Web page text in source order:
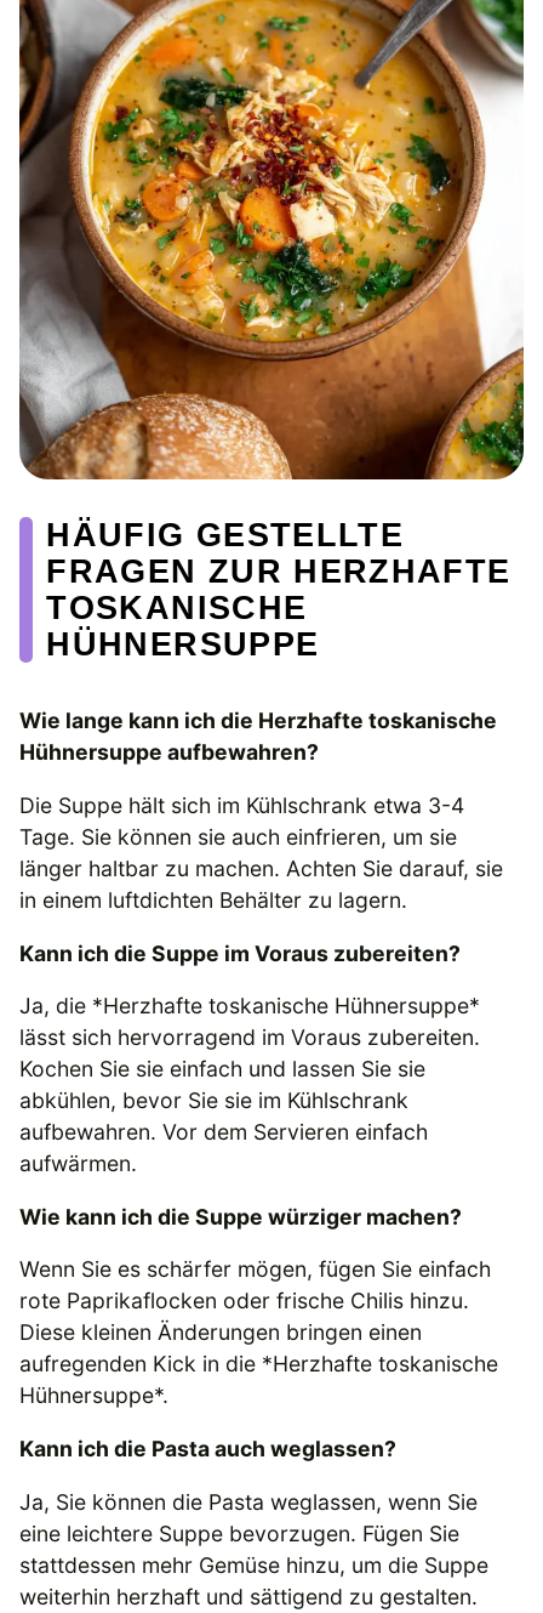
HÄUFIG GESTELLTE
FRAGEN ZUR HERZHAFTE
TOSKANISCHE
HÜHNERSUPPE
Wie lange kann ich die Herzhafte toskanische
Hühnersuppe aufbewahren?
Die Suppe hält sich im Kühlschrank etwa 3-4
Tage. Sie können sie auch einfrieren, um sie
länger haltbar zu machen. Achten Sie darauf, sie
in einem luftdichten Behälter zu lagern.
Kann ich die Suppe im Voraus zubereiten?
Ja, die *Herzhafte toskanische Hühnersuppe*
lässt sich hervorragend im Voraus zubereiten.
Kochen Sie sie einfach und lassen Sie sie
abkühlen, bevor Sie sie im Kühlschrank
aufbewahren. Vor dem Servieren einfach
aufwärmen.
Wie kann ich die Suppe würziger machen?
Wenn Sie es schärfer mögen, fügen Sie einfach
rote Paprikaflocken oder frische Chilis hinzu.
Diese kleinen Änderungen bringen einen
aufregenden Kick in die *Herzhafte toskanische
Hühnersuppe*.
Kann ich die Pasta auch weglassen?
Ja, Sie können die Pasta weglassen, wenn Sie
eine leichtere Suppe bevorzugen. Fügen Sie
stattdessen mehr Gemüse hinzu, um die Suppe
weiterhin herzhaft und sättigend zu gestalten.